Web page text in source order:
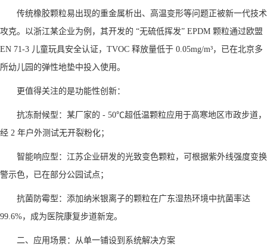
传统橡胶颗粒易出现的重金属析出、高温变形等问题正被新一代技术
攻克。以浙江某企业为例，其开发的 “无硫低挥发” EPDM 颗粒通过欧盟
EN 71-3 儿童玩具安全认证，TVOC 释放量低于 0.05mg/m³，已在北京多
所幼儿园的弹性地垫中投入使用。
更值得关注的是功能性创新：
抗冻耐候型：某厂家的 - 50℃超低温颗粒应用于高寒地区市政步道，
经 2 年户外测试无开裂粉化；
智能响应型：江苏企业研发的光致变色颗粒，可根据紫外线强度变换
警示色，已在部分公园试点；
抗菌防霉型：添加纳米银离子的颗粒在广东湿热环境中抗菌率达
99.6%，成为医院康复步道新宠。
二、应用场景：从单一铺设到系统解决方案